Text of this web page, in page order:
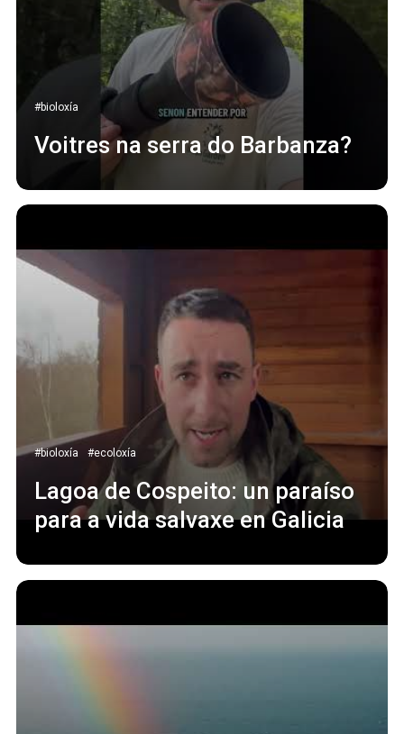
#bioloxía
Voitres na serra do Barbanza?
#bioloxía #ecoloxía
Lagoa de Cospeito: un paraíso
para a vida salvaxe en Galicia